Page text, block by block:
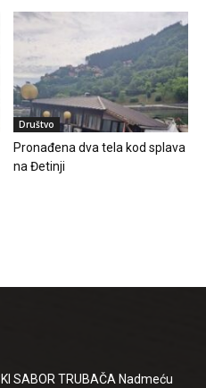
Društvo
Pronađena dva tela kod splava
na Đetinji
SABOR TRUBAČA Nadmeću